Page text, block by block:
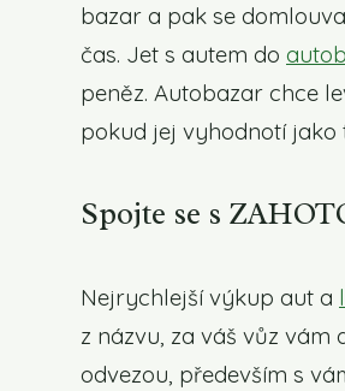
bazar a pak se
čas. Jet s autem do
peněz. Autobazar chce
pokud jej vyhodnotí jako
Spojte se s
Nejrychlejší výkup aut a
z názvu, za váš vůz vám
odvezou, především s